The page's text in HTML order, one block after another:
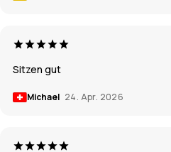
Sitzen gut
Michael 24. Apr. 2026